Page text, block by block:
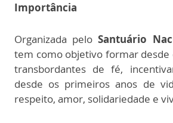
Importância
Organizada peloSantuário
tem como objetivo formar desde
transbordantes de fé,
desde os primeiros anos de
respeito, amor, solidariedade e